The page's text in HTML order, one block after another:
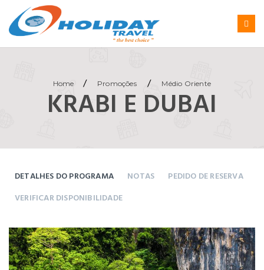
Home / Promoções / Médio Oriente
KRABI E DUBAI
DETALHES DO PROGRAMA NOTAS
PEDIDO DE RESERVA
VERIFICAR DISPONIBILIDADE